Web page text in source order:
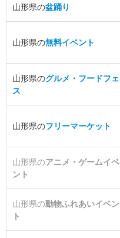
山形県の盆踊り
山形県の無料イベント
山形県のグルメ・フードフェ
ス
山形県のフリーマーケット
山形県のアニメ・ゲームイベ
ント
山形県の動物ふれあいイベン
ト